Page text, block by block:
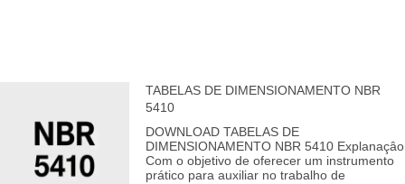
TABELAS DE DIMENSIONAMENTO NBR
5410
DOWNLOAD TABELAS DE
DIMENSIONAMENTO NBR 5410 Explanaçâo
Com o objetivo de oferecer um instrumento
prático para auxiliar no trabalho de